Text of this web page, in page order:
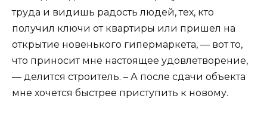
труда и видишь радость людей, тех, кто
получил ключи от квартиры или пришел на
открытие новенького гипермаркета, — вот то,
что приносит мне настоящее удовлетворение,
— делится строитель. – А после сдачи объекта
мне хочется быстрее приступить к новому.